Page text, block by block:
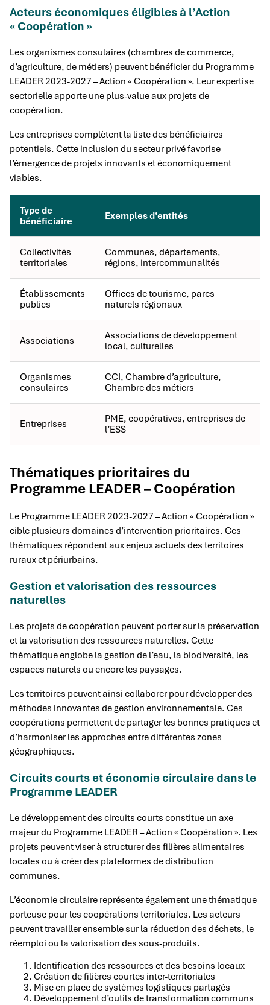
Acteurs économiques éligibles à l’Action
« Coopération »
Les organismes consulaires (chambres de commerce,
d’agriculture, de métiers) peuvent bénéficier du Programme
LEADER 2023-2027 – Action « Coopération ». Leur expertise
sectorielle apporte une plus-value aux projets de
coopération.
Les entreprises complètent la liste des bénéficiaires
potentiels. Cette inclusion du secteur privé favorise
l’émergence de projets innovants et économiquement
viables.
Type de
bénéficiaire
Exemples d’entités
Collectivités
territoriales
Communes, départements,
régions, intercommunalités
Établissements
publics
Offices de tourisme, parcs
naturels régionaux
Associations
Associations de développement
local, culturelles
Organismes
consulaires
CCI, Chambre d’agriculture,
Chambre des métiers
Entreprises
PME, coopératives, entreprises de
l’ESS
Thématiques prioritaires du
Programme LEADER – Coopération
Le Programme LEADER 2023-2027 – Action « Coopération »
cible plusieurs domaines d’intervention prioritaires. Ces
thématiques répondent aux enjeux actuels des territoires
ruraux et périurbains.
Gestion et valorisation des ressources
naturelles
Les projets de coopération peuvent porter sur la préservation
et la valorisation des ressources naturelles. Cette
thématique englobe la gestion de l’eau, la biodiversité, les
espaces naturels ou encore les paysages.
Les territoires peuvent ainsi collaborer pour développer des
méthodes innovantes de gestion environnementale. Ces
coopérations permettent de partager les bonnes pratiques et
d’harmoniser les approches entre différentes zones
géographiques.
Circuits courts et économie circulaire dans le
Programme LEADER
Le développement des circuits courts constitue un axe
majeur du Programme LEADER – Action « Coopération ». Les
projets peuvent viser à structurer des filières alimentaires
locales ou à créer des plateformes de distribution
communes.
L’économie circulaire représente également une thématique
porteuse pour les coopérations territoriales. Les acteurs
peuvent travailler ensemble sur la réduction des déchets, le
réemploi ou la valorisation des sous-produits.
Identification des ressources et des besoins locaux
Création de filières courtes inter-territoriales
Mise en place de systèmes logistiques partagés
Développement d’outils de transformation communs